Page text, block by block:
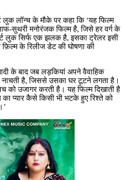
लुक लॉन्च के मौके पर कहा कि ‘यह फिल्म
सुथरी मनोरंजक फिल्म है, जिसे हर वर्ग के
लुक सिर्फ एक झलक है, इसका ट्रेलर इसी
फ़िल्म के रिलीज डेट की घोषणा की
के बाद जब लड़कियां अपने वैवाहिक
नाचती है, जिससे उसका घर टूटने लगता है।
को उजागर करती है। यह फिल्म दिखाती है
प्यार कैसे किसी भी भटके हुए रिश्ते को